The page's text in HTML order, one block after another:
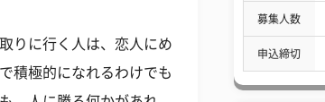
りに行く人は、恋人にめ
積極的になれるわけでも
募集人数
申込締切